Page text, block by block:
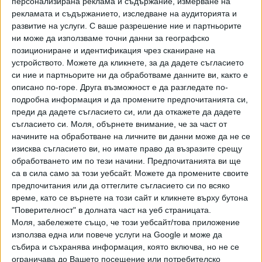
рекламата и съдържанието, изследване на аудиторията и
развитие на услуги. С ваше разрешение ние и партньорите
ни може да използваме точни данни за географско
позициониране и идентификация чрез сканиране на
устройството. Можете да кликнете, за да дадете съгласието
си ние и партньорите ни да обработваме данните ви, както е
описано по-горе. Друга възможност е да разгледате по-
подробна информация и да промените предпочитанията си,
преди да дадете съгласието си, или да откажете да дадете
съгласието си.
Моля, обърнете внимание, че за част от
начините на обработване на личните ви данни може да не се
изисква съгласието ви, но имате право да възразите срещу
обработването им по тези начини. Предпочитанията ви ще
са в сила само за този уебсайт. Можете да промените своите
предпочитания или да оттеглите съгласието си по всяко
време, като се върнете на този сайт и кликнете върху бутона
"Поверителност" в долната част на уеб страницата.
Моля, забележете също, че този уебсайт/това приложение
използва една или повече услуги на Google и може да
събира и съхранява информация, която включва, но не се
ограничава до Вашето посещение или потребителско
съдове.
В свое изявление от Токио заявиха, че ще продължат да
ще събират и анализират информация в тясно
сътрудничество със САЩ. "Поредицата от действия на
Северна Корея, включително многократните
изстрелвания на балистични ракети, застрашават мира и
сигурността на Япония, региона и международната
общност", заяви министерството. "Япония изрази силен
протест и решително осъжда Северна Корея", се казва
още в изявлението.
Ким Йо-чен, сестрата на лидера на КНДР, публикува
свое изявление, в което предупреждава с възможни
действия срещу засиленото присъствие на американски
"стратегически активи" на Корейския полуостров, след
като вчера САЩ поотделно проведоха съвместни
военновъздушни учения с Южна Корея и Япония.
"Внимателно проучваме влиянието, което то би оказало